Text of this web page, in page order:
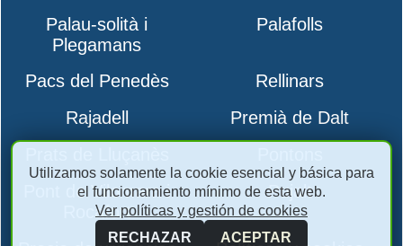
Palau-solità i
Plegamans
Palafolls
Pacs del Penedès
Rellinars
Rajadell
Premià de Dalt
Pont de Vilomara i
Rocafort
Pujalt
Utilizamos solamente la cookie esencial y básica para
el funcionamiento mínimo de esta web.
Ver políticas y gestión de cookies
RECHAZAR
ACEPTAR